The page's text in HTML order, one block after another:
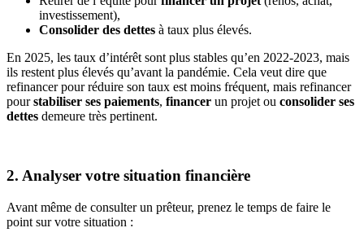
investissement),
Consolider des dettes à taux plus élevés.
En 2025, les taux d’intérêt sont plus stables qu’en 2022-2023, mais
ils restent plus élevés qu’avant la pandémie. Cela veut dire que
refinancer pour réduire son taux est moins fréquent, mais refinancer
pourstabiliser ses paiements, financer un projet ou consolider ses
dettes demeure très pertinent.
2. Analyser votre situation financière
Avant même de consulter un prêteur, prenez le temps de faire le
point sur votre situation :